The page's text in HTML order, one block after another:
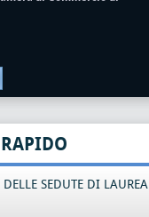
SEDUTE DI LAUREA